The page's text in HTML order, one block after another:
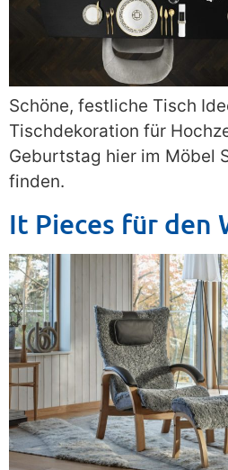
Schöne, festliche Tisch
Tischdekoration für
Geburtstag hier im Möbel
finden.
It Pieces für den